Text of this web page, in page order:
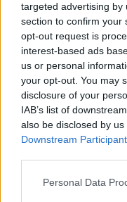
targeted advertising by
section to confirm your
opt-out request is
interest-based ads
us or personal
your opt-out. You may
disclosure of your
IAB’s list of
also be disclosed by
Downstream
Personal Data